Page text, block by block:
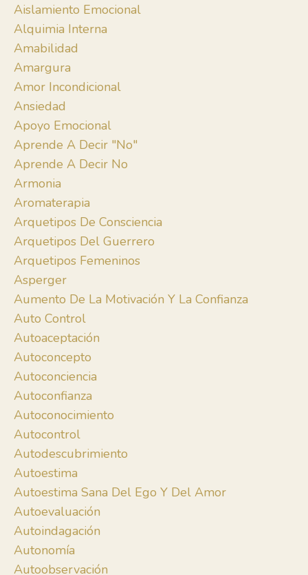
Aislamiento Emocional
Alquimia Interna
Amabilidad
Amargura
Amor Incondicional
Ansiedad
Apoyo Emocional
Aprende A Decir "no"
Aprende A Decir No
Armonia
Aromaterapia
Arquetipos De Consciencia
Arquetipos Del Guerrero
Arquetipos Femeninos
Asperger
Aumento De La Motivación Y La Confianza
Auto Control
Autoaceptación
Autoconcepto
Autoconciencia
Autoconfianza
Autoconocimiento
Autocontrol
Autodescubrimiento
Autoestima
Autoestima Sana Del Ego Y Del Amor
Autoevaluación
Autoindagación
Autonomía
Autoobservación